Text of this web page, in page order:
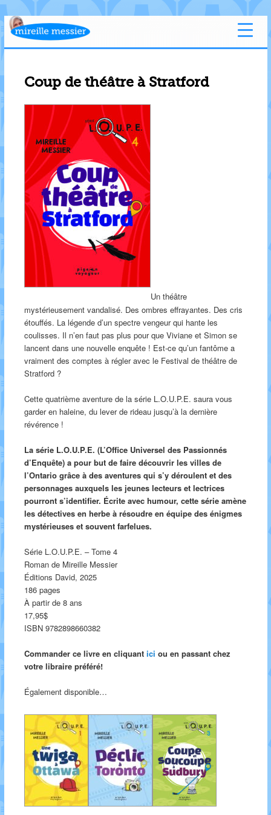
Coup de théâtre à Stratford
Un théâtre
mystérieusement vandalisé. Des ombres effrayantes. Des cris
étouffés. La légende d’un spectre vengeur qui hante les
coulisses. Il n’en faut pas plus pour que Viviane et Simon se
lancent dans une nouvelle enquête ! Est-ce qu’un fantôme a
vraiment des comptes à régler avec le Festival de théâtre de
Stratford ?
Cette quatrième aventure de la série L.O.U.P.E. saura vous
garder en haleine, du lever de rideau jusqu’à la dernière
révérence !
La série L.O.U.P.E. (L’Office Universel des Passionnés
d’Enquête) a pour but de faire découvrir les villes de
l’Ontario grâce à des aventures qui s’y déroulent et des
personnages auxquels les jeunes lecteurs et lectrices
pourront s’identifier. Écrite avec humour, cette série amène
les détectives en herbe à résoudre en équipe des énigmes
mystérieuses et souvent farfelues.
Série L.O.U.P.E. – Tome 4
Roman de Mireille Messier
Éditions David, 2025
186 pages
À partir de 8 ans
17,95$
ISBN 9782898660382
Commander ce livre en cliquant ici ou en passant chez
votre libraire préféré!
Également disponible…